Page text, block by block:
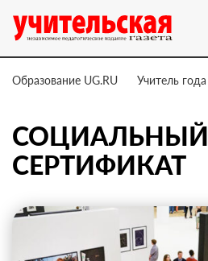
Образование UG.RU Учитель года
СОЦИАЛЬНЫЙ
СЕРТИФИКАТ